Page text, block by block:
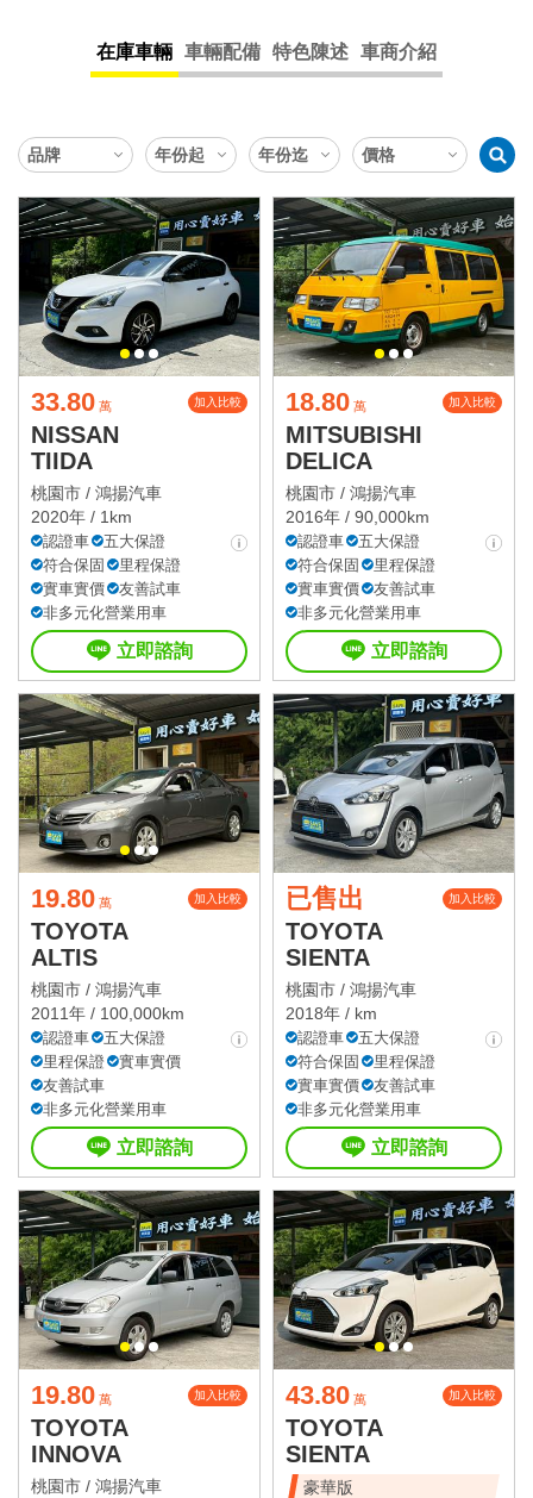
在庫車輛 車輛配備 特色陳述 車商介紹
33.80 萬 加入比較
NISSAN
TIIDA
桃園市 / 鴻揚汽車
2020年 / 1km
認證車
五大保證
符合保固
里程保證
實車實價
友善試車
非多元化營業用車
立即諮詢
18.80 萬 加入比較
MITSUBISHI
DELICA
桃園市 / 鴻揚汽車
2016年 / 90,000km
認證車
五大保證
符合保固
里程保證
實車實價
友善試車
非多元化營業用車
立即諮詢
19.80 萬 加入比較
TOYOTA
ALTIS
桃園市 / 鴻揚汽車
2011年 / 100,000km
認證車
五大保證
里程保證
實車實價
友善試車
非多元化營業用車
立即諮詢
已售出 加入比較
TOYOTA
SIENTA
桃園市 / 鴻揚汽車
2018年 / km
認證車
五大保證
符合保固
里程保證
實車實價
友善試車
非多元化營業用車
立即諮詢
19.80 萬 加入比較
TOYOTA
INNOVA
桃園市 / 鴻揚汽車
43.80 萬 加入比較
TOYOTA
SIENTA
豪華版